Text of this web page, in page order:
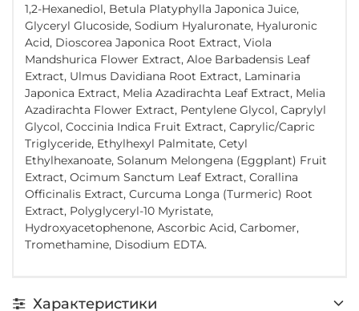
1,2-Hexanediol, Betula Platyphylla Japonica Juice,
Glyceryl Glucoside, Sodium Hyaluronate, Hyaluronic
Acid, Dioscorea Japonica Root Extract, Viola
Mandshurica Flower Extract, Aloe Barbadensis Leaf
Extract, Ulmus Davidiana Root Extract, Laminaria
Japonica Extract, Melia Azadirachta Leaf Extract, Melia
Azadirachta Flower Extract, Pentylene Glycol, Caprylyl
Glycol, Coccinia Indica Fruit Extract, Caprylic/Capric
Triglyceride, Ethylhexyl Palmitate, Cetyl
Ethylhexanoate, Solanum Melongena (Eggplant) Fruit
Extract, Ocimum Sanctum Leaf Extract, Corallina
Officinalis Extract, Curcuma Longa (Turmeric) Root
Extract, Polyglyceryl-10 Myristate,
Hydroxyacetophenone, Ascorbic Acid, Carbomer,
Tromethamine, Disodium EDTA.
Характеристики